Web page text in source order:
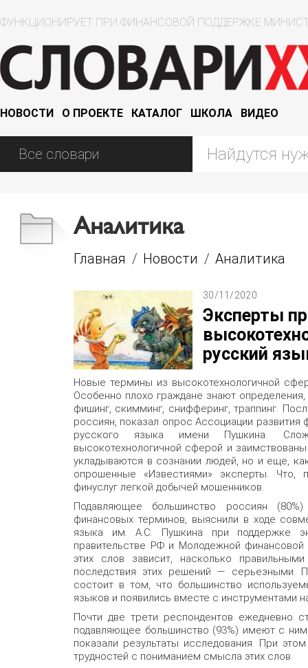
ФУНКЦИОНИРУЕТ ПРИ ФИНАНСОВОЙ ПОДДЕРЖКЕ
НОВОСТИ О ПРОЕКТЕ КАТАЛОГ ШКОЛА ВИДЕО
Аналитика
Главная / Новости / Аналитика
30/11/2020
Эксперты
русский
Новые термины из высокотехнологичной
Особенно плохо граждане знают
фишинг, скимминг, снифферинг, траппинг.
россиян, показал опрос Ассоциации
русского языка имени Пушкина.
высокотехнологичной сферой и
укладываются в сознании людей, но и еще,
опрошенные «Известиями» эксперты. Что,
финуслуг легкой добычей мошенников.
Подавляющее большинство россиян
финансовых терминов, выяснили в ходе
языка им. А.С. Пушкина при поддержке
правительстве РФ и Молодежной
этих слов зависит, насколько
последствия этих решений — серьезными.
состоит в том, что большинство
языков и появились вместе с инструментами
Почти две трети респондентов ежедневно
подавляющее большинство (93%) имеют с
показали результаты исследования. При
трудностей с пониманием смысла этих слов.